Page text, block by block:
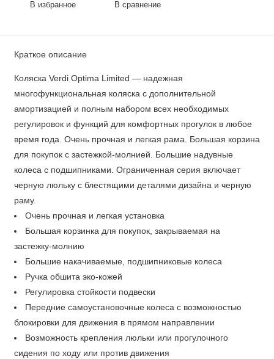
В избранное В сравнение
Краткое описание
Коляска Verdi Optima Limited — надежная
многофункциональная коляска с дополнительной
амортизацией и полным набором всех необходимых
регулировок и функций для комфортных прогулок в любое
время года. Очень прочная и легкая рама. Большая корзина
для покупок с застежкой-молнией. Большие надувные
колеса с подшипниками. Ограниченная серия включает
черную люльку с блестящими деталями дизайна и черную
раму.
Очень прочная и легкая установка
Большая корзинка для покупок, закрываемая на
застежку-молнию
Большие накачиваемые, подшипниковые колеса
Ручка обшита эко-кожей
Регулировка стойкости подвески
Передние самоустановочные колеса с возможностью
блокировки для движения в прямом направлении
Возможность крепления люльки или прогулочного
сидения по ходу или против движения